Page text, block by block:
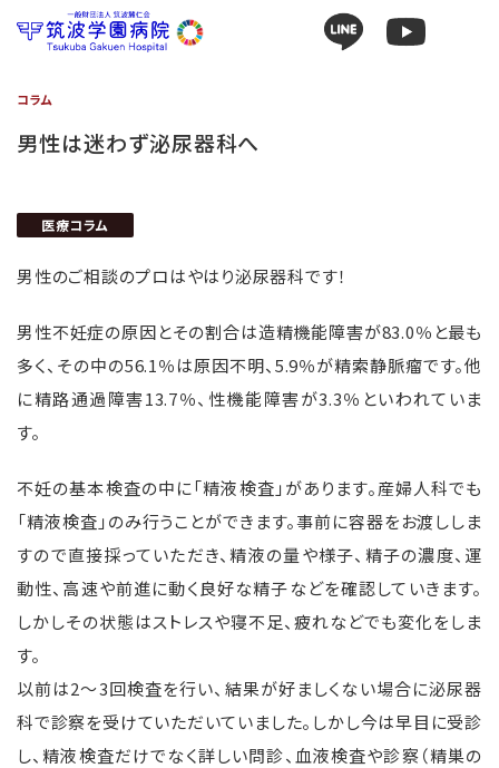
コラム
男性は迷わず泌尿器科へ
医療コラム
男性のご相談のプロはやはり泌尿器科です！
男性不妊症の原因とその割合は造精機能障害が83.0％と最も
多く、その中の56.1％は原因不明、5.9％が精索静脈瘤です。他
に精路通過障害13.7％、性機能障害が3.3％といわれていま
す。
不妊の基本検査の中に「精液検査」があります。産婦人科でも
「精液検査」のみ行うことができます。事前に容器をお渡ししま
すので直接採っていただき、精液の量や様子、精子の濃度、運
動性、高速や前進に動く良好な精子などを確認していきます。
しかしその状態はストレスや寝不足、疲れなどでも変化をしま
す。
以前は2～3回検査を行い、結果が好ましくない場合に泌尿器
科で診察を受けていただいていました。しかし今は早目に受診
し、精液検査だけでなく詳しい問診、血液検査や診察（精巣の